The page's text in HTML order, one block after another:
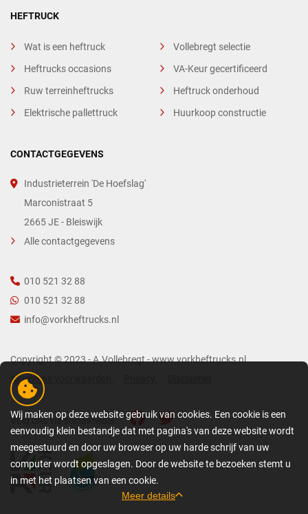
HEFTRUCK
Wat is een heftruck
Heftrucks occasions
Ruw terreinheftrucks
Elektrische pallettruck
Vollebregt selectie
VA-Keur gecertificeerd
Heftruck onderhoud
Huurkoop constructie
CONTACTGEGEVENS
Industrieterrein 'De Hoefslag'
Marconistraat 5
2665 JE - Bleiswijk
Alle contactgegevens
010 521 32 88
010 521 32 88
info@vorkheftrucks.nl
Copyright © 2023 - A.Vollebregt - www.vorkheftrucks.nl
Algemene voorwaarden
Volg ons via socialmedia:
Wij maken op deze website gebruik van cookies. Een cookie is een
eenvoudig klein bestandje dat met pagina's van deze website wordt
meegestuurd en door uw browser op uw harde schrijf van uw
computer wordt opgeslagen. Door de website te bezoeken stemt u
in met het plaatsen van een cookie.
Meer details